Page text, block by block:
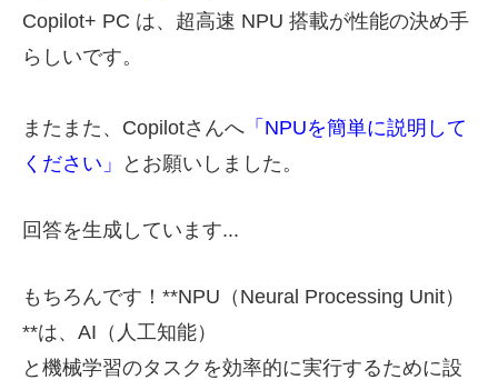
Copilot+ PC は、超高速 NPU 搭載が性能の決め手
らしいです。
またまた、Copilotさんへ 「 NPUを簡単に説明して
ください」
とお願いしました。
回答を生成しています...
もちろんです！**NPU（Neural Processing Unit）
**は、AI（人工知能）
と機械学習のタスクを効率的に実行するために設